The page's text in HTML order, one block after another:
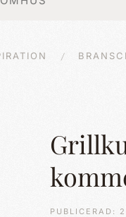
PUBLICERAD: